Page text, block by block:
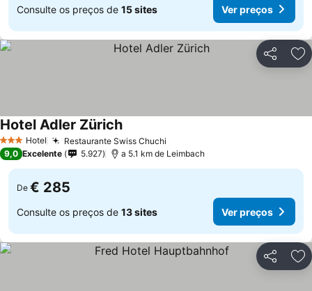
Consulte os preços de 15 sites Ver preços
Partilhar
3 EstrelasHotel Restaurante Swiss Chuchi
Hotel Adler ZürichVer preços
9,0 Excelente 5.927 a 5.1 km de Leimbach
De € 285
Consulte os preços de 13 sites Ver preços
Partilhar